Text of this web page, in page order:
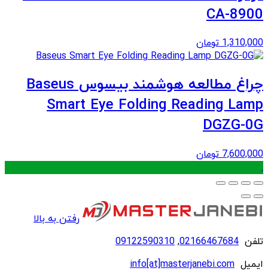
CA-8900
1,310,000 تومان
چراغ مطالعه هوشمند بیسوس Baseus
Smart Eye Folding Reading Lamp
DGZG-0G
7,600,000 تومان
.
رفتن به بالا
تلفن 02166467684
,
09122590310
ایمیل info[at]masterjanebi.com